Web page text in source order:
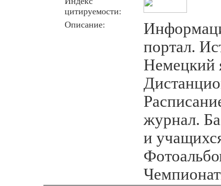
цитируемости:
Описание:
портал.
Немецкий
журнал.
и